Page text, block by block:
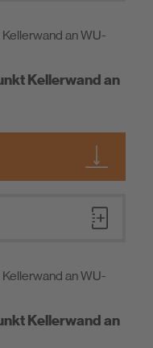
Kellerwand an
Kellerwand an